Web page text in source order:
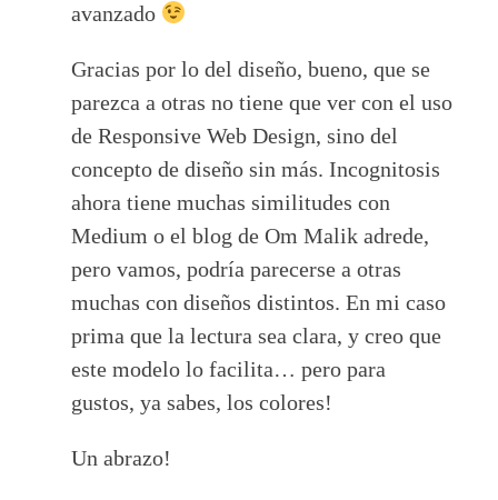
avanzado
Gracias por lo del diseño, bueno, que se
parezca a otras no tiene que ver con el uso
de Responsive Web Design, sino del
concepto de diseño sin más. Incognitosis
ahora tiene muchas similitudes con
Medium o el blog de Om Malik adrede,
pero vamos, podría parecerse a otras
muchas con diseños distintos. En mi caso
prima que la lectura sea clara, y creo que
este modelo lo facilita… pero para
gustos, ya sabes, los colores!
Un abrazo!